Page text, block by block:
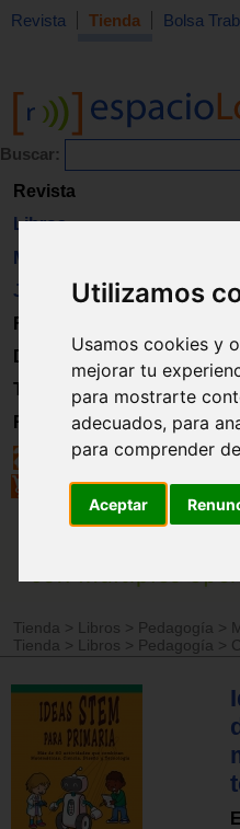
Utilizamos
Usamos cookies y
mejorar tu
para mostrarte
adecuados, para
para comprender
Aceptar
Revista Tienda Bolsa
Buscar:
Revista
Libros
Material
Juguetes
Formación
Directorio
Trabajo
Registro
Tienda > Libros > Pedagogía >
Tienda
> Libros > Pedagogía >